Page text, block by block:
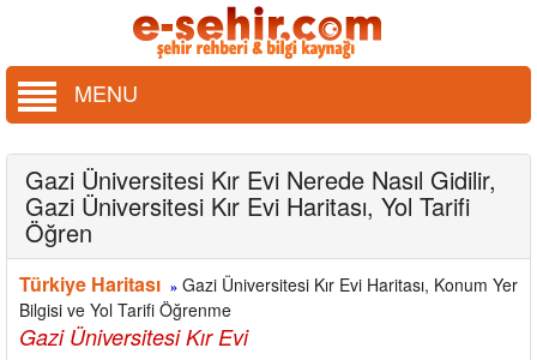
MENU
Gazi Üniversitesi Kır Evi Nerede Nasıl Gidilir,
Gazi Üniversitesi Kır Evi Haritası, Yol Tarifi
Öğren
Türkiye Haritası » Gazi Üniversitesi Kır Evi Haritası, Konum Yer
Bilgisi ve Yol Tarifi Öğrenme
Gazi Üniversitesi Kır Evi